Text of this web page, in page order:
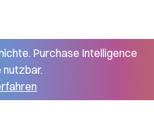
Purchase Intelligence